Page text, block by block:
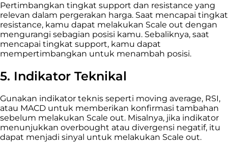
Pertimbangkan tingkat support dan resistance yang
relevan dalam pergerakan harga. Saat mencapai tingkat
resistance, kamu dapat melakukan Scale out dengan
mengurangi sebagian posisi kamu. Sebaliknya, saat
mencapai tingkat support, kamu dapat
mempertimbangkan untuk menambah posisi.
5. Indikator Teknikal
Gunakan indikator teknis seperti moving average, RSI,
atau MACD untuk memberikan konfirmasi tambahan
sebelum melakukan Scale out. Misalnya, jika indikator
menunjukkan overbought atau divergensi negatif, itu
dapat menjadi sinyal untuk melakukan Scale out.